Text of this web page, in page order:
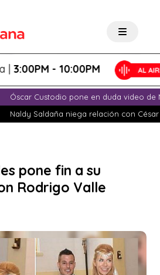
- 10:00PM
Óscar Custodio pone en duda video de
Naldy Saldaña niega relación con
pone fin a su
Rodrigo Valle